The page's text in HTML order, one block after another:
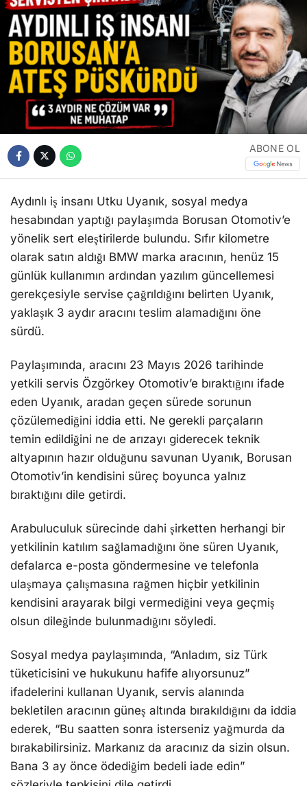
ABONE OL
Aydınlı iş insanı Utku Uyanık, sosyal medya
hesabından yaptığı paylaşımda Borusan Otomotiv’e
yönelik sert eleştirilerde bulundu. Sıfır kilometre
olarak satın aldığı BMW marka aracının, henüz 15
günlük kullanımın ardından yazılım güncellemesi
gerekçesiyle servise çağrıldığını belirten Uyanık,
yaklaşık 3 aydır aracını teslim alamadığını öne
sürdü.
Paylaşımında, aracını 23 Mayıs 2026 tarihinde
yetkili servis Özgörkey Otomotiv’e bıraktığını ifade
eden Uyanık, aradan geçen sürede sorunun
çözülemediğini iddia etti. Ne gerekli parçaların
temin edildiğini ne de arızayı giderecek teknik
altyapının hazır olduğunu savunan Uyanık, Borusan
Otomotiv’in kendisini süreç boyunca yalnız
bıraktığını dile getirdi.
Arabuluculuk sürecinde dahi şirketten herhangi bir
yetkilinin katılım sağlamadığını öne süren Uyanık,
defalarca e-posta göndermesine ve telefonla
ulaşmaya çalışmasına rağmen hiçbir yetkilinin
kendisini arayarak bilgi vermediğini veya geçmiş
olsun dileğinde bulunmadığını söyledi.
Sosyal medya paylaşımında, “Anladım, siz Türk
tüketicisini ve hukukunu hafife alıyorsunuz”
ifadelerini kullanan Uyanık, servis alanında
bekletilen aracının güneş altında bırakıldığını da iddia
ederek, “Bu saatten sonra isterseniz yağmurda da
bırakabilirsiniz. Markanız da aracınız da sizin olsun.
Bana 3 ay önce ödediğim bedeli iade edin”